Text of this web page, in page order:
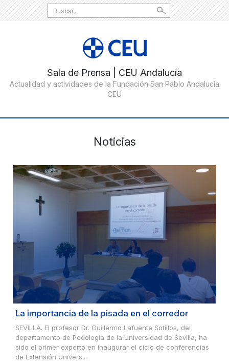
Search
for:
Noticias
La importancia de la pisada en el corredor
SEVILLA. El profesor Dr. Guillermo Lafuente Sotillos, del
departamento de Podología de la Universidad de Sevilla, ha
sido el primer experto en inaugurar el ciclo de conferencias
de Extensión Univers...